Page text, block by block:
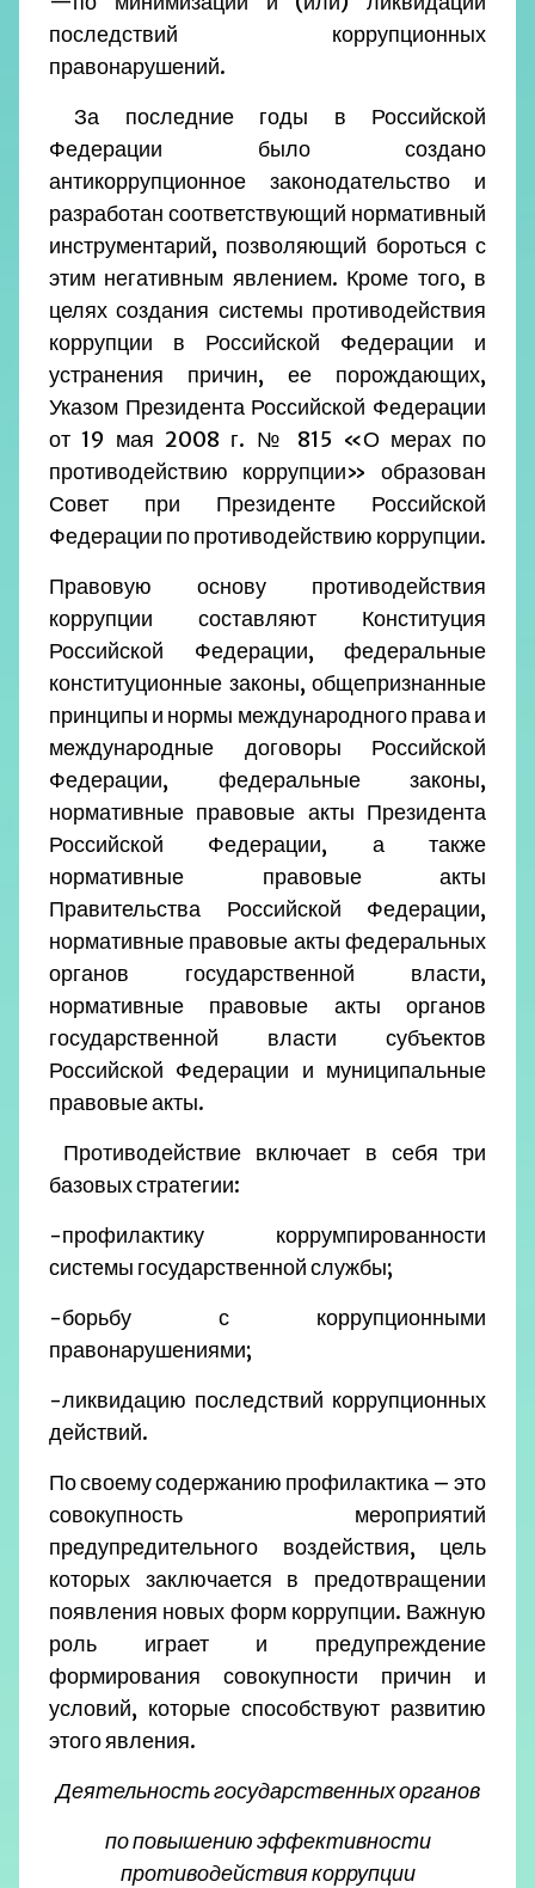
последствий коррупционных
правонарушений.
За последние годы в Российской
Федерации было создано
антикоррупционное законодательство и
разработан соответствующий нормативный
инструментарий, позволяющий бороться с
этим негативным явлением. Кроме того, в
целях создания системы противодействия
коррупции в Российской Федерации и
устранения причин, ее порождающих,
Указом Президента Российской Федерации
от 19 мая 2008 г. № 815 «О мерах по
противодействию коррупции» образован
Совет при Президенте Российской
Федерации по противодействию коррупции.
Правовую основу противодействия
коррупции составляют Конституция
Российской Федерации, федеральные
конституционные законы, общепризнанные
принципы и нормы международного права и
международные договоры Российской
Федерации, федеральные законы,
нормативные правовые акты Президента
Российской Федерации, а также
нормативные правовые акты
Правительства Российской Федерации,
нормативные правовые акты федеральных
органов государственной власти,
нормативные правовые акты органов
государственной власти субъектов
Российской Федерации и муниципальные
правовые акты.
Противодействие включает в себя три
базовых стратегии:
-профилактику коррумпированности
системы государственной службы;
-борьбу с коррупционными
правонарушениями;
-ликвидацию последствий коррупционных
действий.
По своему содержанию профилактика – это
совокупность мероприятий
предупредительного воздействия, цель
которых заключается в предотвращении
появления новых форм коррупции. Важную
роль играет и предупреждение
формирования совокупности причин и
условий, которые способствуют развитию
этого явления.
Деятельность государственных органов
по повышению эффективности
противодействия коррупции